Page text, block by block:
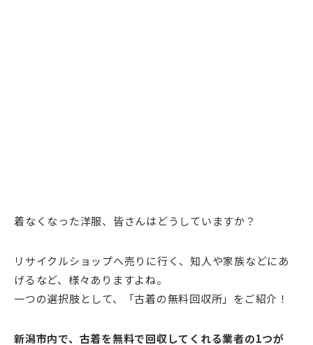
着なくなった洋服、皆さんはどうしていますか？
リサイクルショップへ売りに行く、知人や家族などにあ
げるなど、様々ありますよね。
一つの選択肢として、「古着の無料回収所」をご紹介！
新潟市内で、古着を無料で回収してくれる業者の1つが